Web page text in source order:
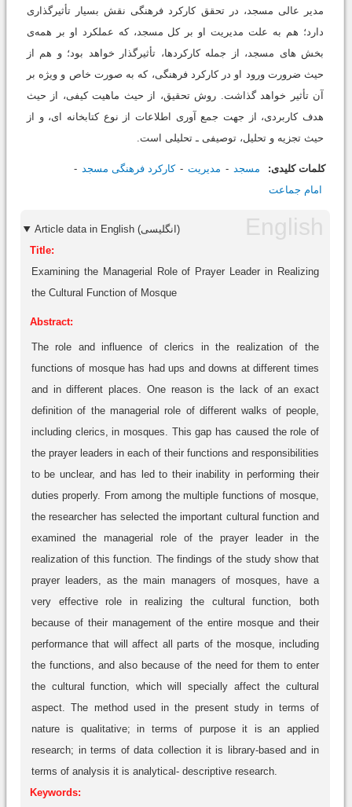
مدیر عالی مسجد، در تحقق کارکرد فرهنگی نقش بسیار تأثیرگذاری
دارد؛ هم به علت مدیریت او بر کل مسجد، که عملکرد او بر همه‌ی
بخش های مسجد، از جمله کارکردها، تأثیرگذار خواهد بود؛ و هم از
حیث ضرورت ورود او در کارکرد فرهنگی، که به صورت خاص و ویژه بر
آن تأثیر خواهد گذاشت. روش تحقیق، از حیث ماهیت کیفی، از حیث
هدف کاربردی، از جهت جمع آوری اطلاعات از نوع کتابخانه ای، و از
حیث تجزیه و تحلیل، توصیفی ـ تحلیلی است.
کلمات کلیدی: مسجد مدیریت
کارکرد فرهنگی مسجد
امام جماعت
Article data in English (انگلیسی)
Title:
Examining the Managerial Role of Prayer Leader in Realizing
the Cultural Function of Mosque
Abstract:
The role and influence of clerics in the realization of the
functions of mosque has had ups and downs at different times
and in different places. One reason is the lack of an exact
definition of the managerial role of different walks of people,
including clerics, in mosques. This gap has caused the role of
the prayer leaders in each of their functions and responsibilities
to be unclear, and has led to their inability in performing their
duties properly. From among the multiple functions of mosque,
the researcher has selected the important cultural function and
examined the managerial role of the prayer leader in the
realization of this function. The findings of the study show that
prayer leaders, as the main managers of mosques, have a
very effective role in realizing the cultural function, both
because of their management of the entire mosque and their
performance that will affect all parts of the mosque, including
the functions, and also because of the need for them to enter
the cultural function, which will specially affect the cultural
aspect. The method used in the present study in terms of
nature is qualitative; in terms of purpose it is an applied
research; in terms of data collection it is library-based and in
terms of analysis it is analytical- descriptive research.
Keywords: